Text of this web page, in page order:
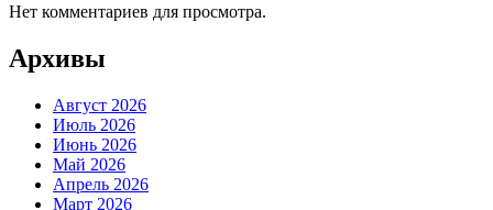
Нет комментариев для просмотра.
Архивы
Август 2026
Июль 2026
Июнь 2026
Май 2026
Апрель 2026
Март 2026